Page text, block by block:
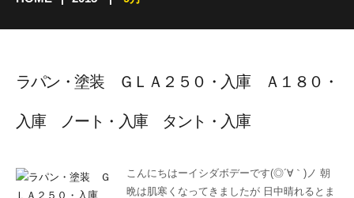
ラパン・塗装 ＧＬＡ２５０・入庫 Ａ１８０・
入庫 ノート・入庫 タント・入庫
こんにちはーイシダボデーです(◎´∀｀)ノ 朝
晩は肌寒くなってきましたが 日中晴れるとま